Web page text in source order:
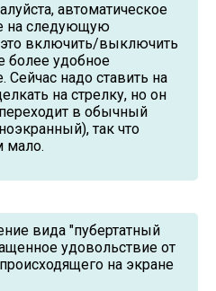
автоматическое
на следующую
включить/выключить
более удобное
Сейчас надо ставить на
на стрелку, но он
в обычный
так что
мало.
вида "пубертатный
удовольствие от
на экране